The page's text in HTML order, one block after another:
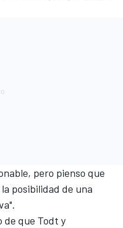
pero pienso que
posibilidad de una
de que Todt y